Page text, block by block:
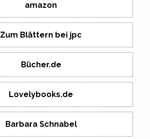
amazon
Zum Blättern bei jpc
Bücher.de
Lovelybooks.de
Barbara Schnabel